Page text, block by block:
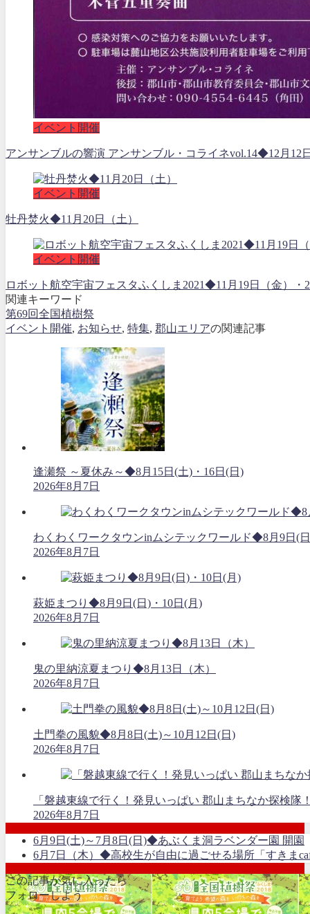
イベント開催
アンサンブルの響演 アンサンブル・コライネvol.14◆12月12
イベント開催
牡丹焚火◆11月20日（土）
イベント開催
ロボット航空宇宙フェスタふくしま2021◆11月19日（金
関連キーワード
第69回全国植樹祭
イベント開催, お知らせ, 特集, 郡山エリアの関連記事
逢瀬祭 ～夏休み～◆8月15日(土)・16日(日)
2026年8月7日
わくわくワークタウンinムシテックワールド◆8月9日(
2026年8月7日
萩姫まつり◆8月9日(日)・10日(月)
2026年8月7日
鬼の里納涼夏まつり◆8月13日（木）
2026年8月7日
土門拳の風貌◆8月8日(土)～10月12日(日)
2026年8月7日
「磐越東線で行く！発見いっぱい 郡山まちなか探検隊
2026年8月7日
6月9日(土)～7月8日(日)◆あぶくま洞ラベンダー園 開園
6月7日（木）◆高校生が自由に過ごせる場所「すきま
この記事が気に入ったら
フォローしよう